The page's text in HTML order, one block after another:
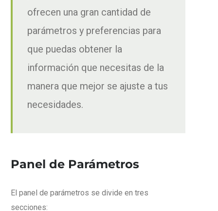
ofrecen una gran cantidad de
parámetros y preferencias para
que puedas obtener la
información que necesitas de la
manera que mejor se ajuste a tus
necesidades.
Panel de Parámetros
El panel de parámetros se divide en tres
secciones: